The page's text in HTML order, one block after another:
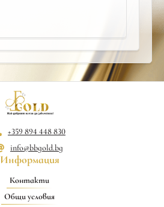
+359 894 448 830
info@bbgold.bg
Информация
Контакти
Общи условия